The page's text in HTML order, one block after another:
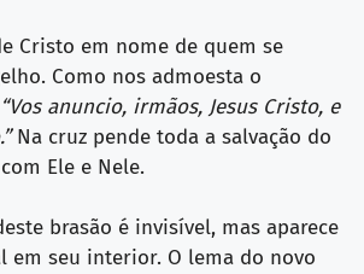
Cristo em nome de quem se
Como nos admoesta o
“Vos anuncio, irmãos, Jesus Cristo, e
Na cruz pende toda a salvação do
Ele e Nele.
brasão é invisível, mas aparece
em seu interior. O lema do novo